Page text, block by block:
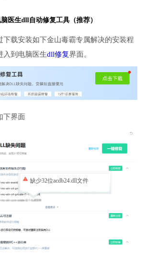
医生dll自动修复工具（推荐）
下载安装如下金山毒霸专属解决的安装程
入到电脑医生dll修复界面。
下界面
缺少32位acdb24.dll文件